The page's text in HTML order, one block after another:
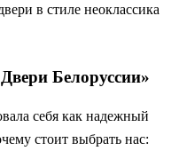
в стиле неоклассика
Белоруссии»
себя как надежный
стоит выбрать нас: